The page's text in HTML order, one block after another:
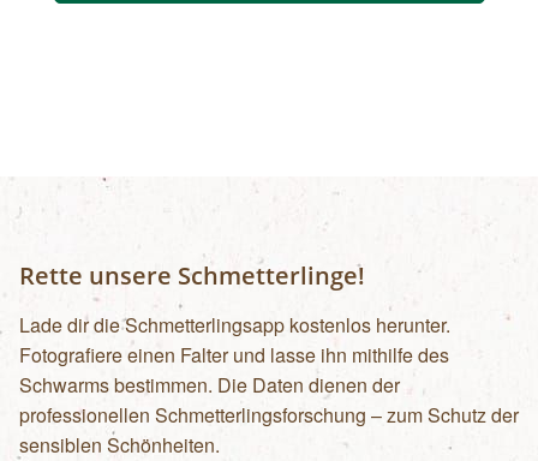
Rette unsere Schmetterlinge!
Lade dir die Schmetterlingsapp kostenlos herunter.
Fotografiere einen Falter und lasse ihn mithilfe des
Schwarms bestimmen. Die Daten dienen der
professionellen Schmetterlingsforschung – zum Schutz der
sensiblen Schönheiten.